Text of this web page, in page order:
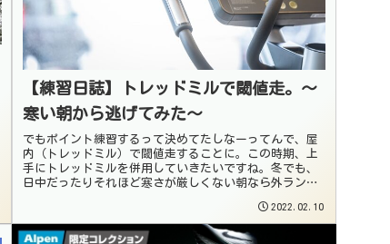
【練習日誌】トレッドミルで閾値走。〜
寒い朝から逃げてみた〜
でもポイント練習するって決めてたしなーってんで、屋
内（トレッドミル）で閾値走することに。この時期、上
手にトレッドミルを併用していきたいですね。冬でも、
日中だったりそれほど寒さが厳しくない朝なら外ランす
2022.02.10